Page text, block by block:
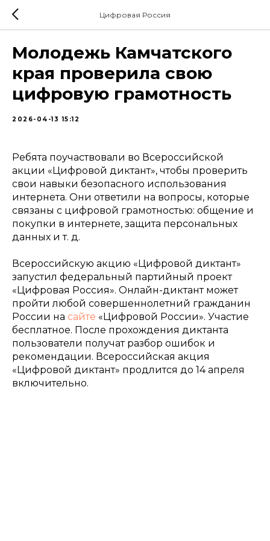
Цифровая Россия
Молодежь Камчатского
края проверила свою
цифровую грамотность
2026-04-13 15:12
Ребята поучаствовали во Всероссийской
акции «Цифровой диктант», чтобы проверить
свои навыки безопасного использования
интернета. Они ответили на вопросы, которые
связаны с цифровой грамотностью: общение и
покупки в интернете, защита персональных
данных и т. д.
Всероссийскую акцию «Цифровой диктант»
запустил федеральный партийный проект
«Цифровая Россия». Онлайн-диктант может
пройти любой совершеннолетний гражданин
России на сайте «Цифровой России». Участие
бесплатное. После прохождения диктанта
пользователи получат разбор ошибок и
рекомендации. Всероссийская акция
«Цифровой диктант» продлится до 14 апреля
включительно.